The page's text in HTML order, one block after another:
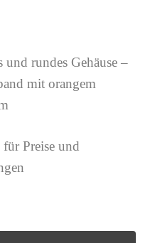
und rundes Gehäuse –
mit orangem
Preise und